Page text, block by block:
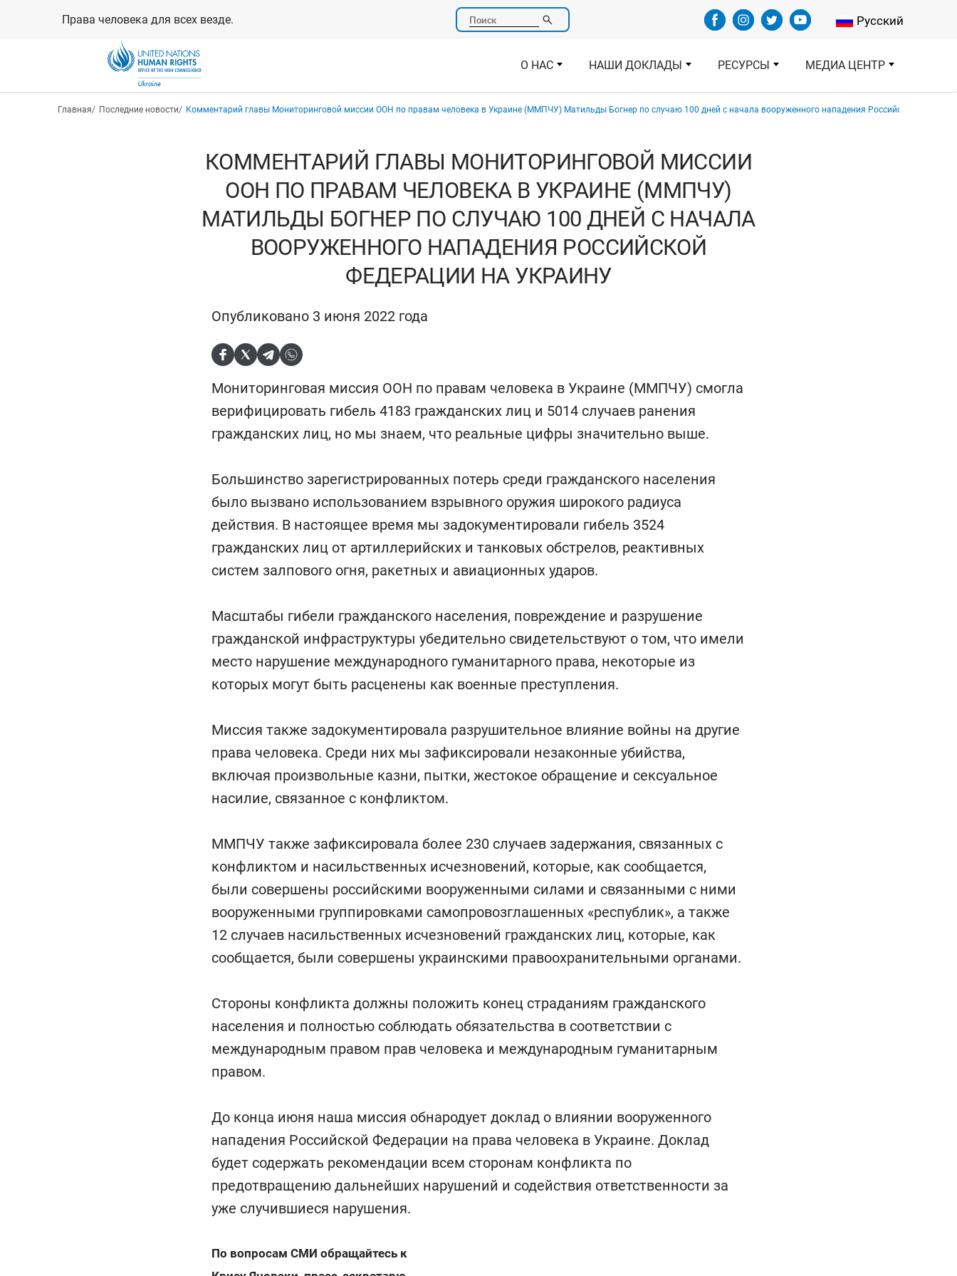
Права человека для всех везде. Поиск Select your
Русский
О НАС НАШИ ДОКЛАДЫ РЕСУРСЫ МЕДИА ЦЕНТР
Строка навигации
Главная Последние новости Комментарий главы Мониторинговой миссии ООН по правам человека в Украине (ММПЧУ) Матильды Богнер по случаю 100 дней с начала вооруженного нападения Российской
КОММЕНТАРИЙ ГЛАВЫ МОНИТОРИНГОВОЙ МИССИИ
ООН ПО ПРАВАМ ЧЕЛОВЕКА В УКРАИНЕ (ММПЧУ)
МАТИЛЬДЫ БОГНЕР ПО СЛУЧАЮ 100 ДНЕЙ С НАЧАЛА
ВООРУЖЕННОГО НАПАДЕНИЯ РОССИЙСКОЙ
ФЕДЕРАЦИИ НА УКРАИНУ
Опубликовано 3 июня 2022 года
Мониторинговая миссия ООН по правам человека в Украине (ММПЧУ) смогла
верифицировать гибель 4183 гражданских лиц и 5014 случаев ранения
гражданских лиц, но мы знаем, что реальные цифры значительно выше.
Большинство зарегистрированных потерь среди гражданского населения
было вызвано использованием взрывного оружия широкого радиуса
действия. В настоящее время мы задокументировали гибель 3524
гражданских лиц от артиллерийских и танковых обстрелов, реактивных
систем залпового огня, ракетных и авиационных ударов.
Масштабы гибели гражданского населения, повреждение и разрушение
гражданской инфраструктуры убедительно свидетельствуют о том, что имели
место нарушение международного гуманитарного права, некоторые из
которых могут быть расценены как военные преступления.
Миссия также задокументировала разрушительное влияние войны на другие
права человека. Среди них мы зафиксировали незаконные убийства,
включая произвольные казни, пытки, жестокое обращение и сексуальное
насилие, связанное с конфликтом.
ММПЧУ также зафиксировала более 230 случаев задержания, связанных с
конфликтом и насильственных исчезновений, которые, как сообщается,
были совершены российскими вооруженными силами и связанными с ними
вооруженными группировками самопровозглашенных «республик», а также
12 случаев насильственных исчезновений гражданских лиц, которые, как
сообщается, были совершены украинскими правоохранительными органами.
Стороны конфликта должны положить конец страданиям гражданского
населения и полностью соблюдать обязательства в соответствии с
международным правом прав человека и международным гуманитарным
правом.
До конца июня наша миссия обнародует доклад о влиянии вооруженного
нападения Российской Федерации на права человека в Украине. Доклад
будет содержать рекомендации всем сторонам конфликта по
предотвращению дальнейших нарушений и содействия ответственности за
уже случившиеся нарушения.
По вопросам СМИ обращайтесь к